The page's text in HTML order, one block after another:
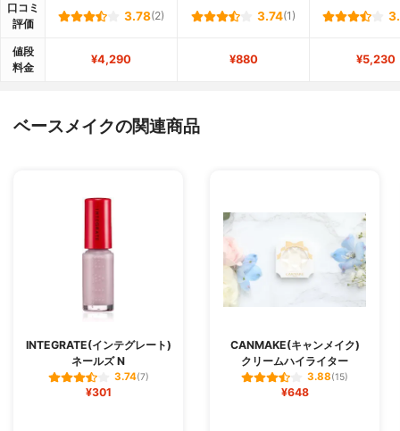
口コミ
評価
3.78(2) 3.74(1)
値段
料金
¥4,290 ¥880 ¥5,230
ベースメイクの関連商品
INTEGRATE(インテグレート)
ネールズ N
3.74(7)
¥301
CANMAKE(キャンメイク)
クリームハイライター
3.88(15)
¥648